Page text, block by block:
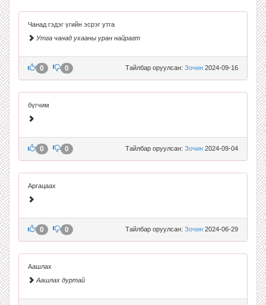
Чанад гэдэг үгийн эсрэг утга
Утга чанад ухааны уран найрагт
Тайлбар оруулсан: Зочин 2024-09-16
0 0
бүгчим
Тайлбар оруулсан: Зочин 2024-09-04
0 0
Аргацаах
Тайлбар оруулсан: Зочин 2024-06-29
0 0
Аашлах
Аашлах дуртай